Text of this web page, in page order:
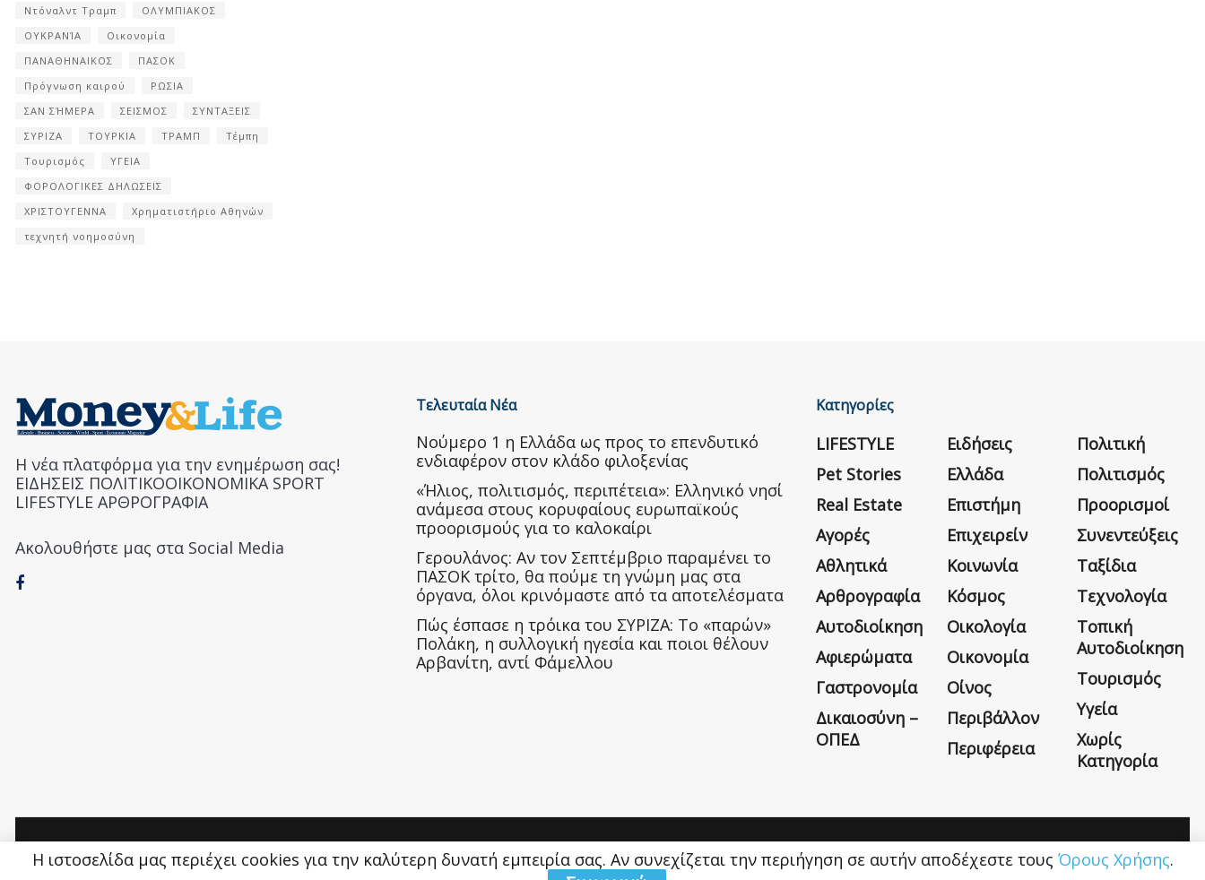
Ντόναλντ Τραμπ
ΟΛΥΜΠΙΑΚΟΣ
ΟΥΚΡΑΝΊΑ
Οικονομία
ΠΑΝΑΘΗΝΑΙΚΟΣ
ΠΑΣΟΚ
Πρόγνωση καιρού
ΡΩΣΙΑ
ΣΑΝ ΣΉΜΕΡΑ
ΣΕΙΣΜΟΣ
ΣΥΝΤΑΞΕΙΣ
ΣΥΡΙΖΑ
ΤΟΥΡΚΙΑ ΤΡΑΜΠ
Τέμπη
Τουρισμός
ΥΓΕΙΑ
ΦΟΡΟΛΟΓΙΚΕΣ ΔΗΛΩΣΕΙΣ
ΧΡΙΣΤΟΥΓΕΝΝΑ
Χρηματιστήριο Αθηνών
τεχνητή νοημοσύνη
Η νέα πλατφόρμα για την ενημέρωση σας!
ΕΙΔΗΣΕΙΣ ΠΟΛΙΤΙΚΟΟΙΚΟΝΟΜΙΚΑ SPORT
LIFESTYLE ΑΡΘΡΟΓΡΑΦΙΑ
Ακολουθήστε μας στα Social Media
Τελευταία Νέα
Nούμερο 1 η Ελλάδα ως προς το επενδυτικό
ενδιαφέρον στον κλάδο φιλοξενίας
«Ήλιος, πολιτισμός, περιπέτεια»: Ελληνικό νησί
ανάμεσα στους κορυφαίους ευρωπαϊκούς
προορισμούς για το καλοκαίρι
Γερουλάνος: Αν τον Σεπτέμβριο παραμένει το
ΠΑΣΟΚ τρίτο, θα πούμε τη γνώμη μας στα
όργανα, όλοι κρινόμαστε από τα αποτελέσματα
Πώς έσπασε η τρόικα του ΣΥΡΙΖΑ: Το «παρών»
Πολάκη, η συλλογική ηγεσία και ποιοι θέλουν
Αρβανίτη, αντί Φάμελλου
Κατηγορίες
LIFESTYLE
Pet Stories
Real Estate
Αγορές
Αθλητικά
Αρθρογραφία
Αυτοδιοίκηση
Αφιερώματα
Γαστρονομία
Δικαιοσύνη –
ΟΠΕΔ
Ειδήσεις
Ελλάδα
Επιστήμη
Επιχειρείν
Κοινωνία
Κόσμος
Οικολογία
Οικονομία
Οίνος
Περιβάλλον
Περιφέρεια
Πολιτική
Πολιτισμός
Προορισμοί
Συνεντεύξεις
Ταξίδια
Τεχνολογία
Τοπική
Αυτοδιοίκηση
Τουρισμός
Υγεία
Χωρίς
Κατηγορία
Η εταιρεία Όροι Χρήσης Επικοινωνία
Η ιστοσελίδα μας περιέχει cookies για την καλύτερη δυνατή εμπειρία σας. Αν συνεχίζεται την περιήγηση σε αυτήν αποδέχεστε τους Όρους Χρήσης.